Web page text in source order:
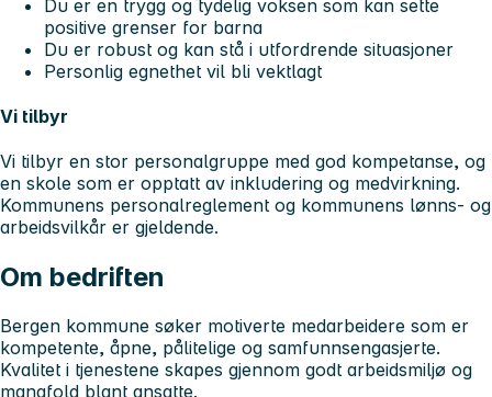
Du er en trygg og tydelig voksen som kan sette
positive grenser for barna
Du er robust og kan stå i utfordrende situasjoner
Personlig egnethet vil bli vektlagt
Vi tilbyr
Vi tilbyr en stor personalgruppe med god kompetanse, og
en skole som er opptatt av inkludering og medvirkning.
Kommunens personalreglement og kommunens lønns- og
arbeidsvilkår er gjeldende.
Om bedriften
Bergen kommune søker motiverte medarbeidere som er
kompetente, åpne, pålitelige og samfunnsengasjerte.
Kvalitet i tjenestene skapes gjennom godt arbeidsmiljø og
mangfold blant ansatte.